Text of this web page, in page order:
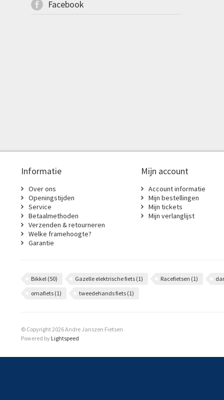
Facebook
Informatie
Over ons
Openingstijden
Service
Betaalmethoden
Verzenden & retourneren
Welke framehoogte?
Garantie
Mijn account
Account informatie
Mijn bestellingen
Mijn tickets
Mijn verlanglijst
Bikkel (50) Gazelle elektrische fiets (1) Racefietsen (1)
omafiets (1) tweedehands fiets (1)
© Copyright 2026 Andre Janszen Fietsen
Powered by Lightspeed